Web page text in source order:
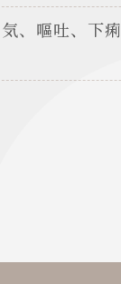
、嘔吐、下痢